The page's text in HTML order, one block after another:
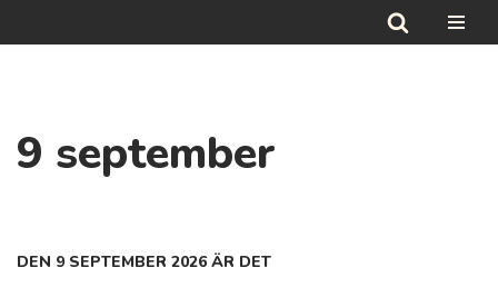
9 september
DEN 9 SEPTEMBER 2026 ÄR DET